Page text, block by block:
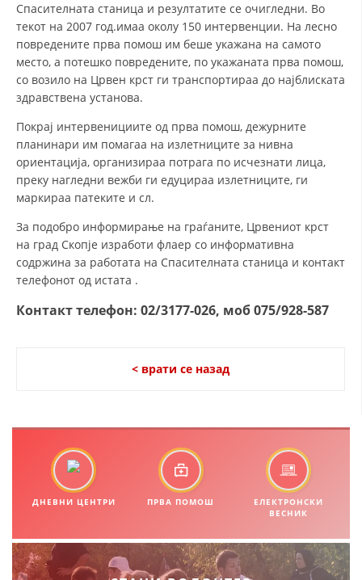
СТАТУТ НА ЦКРМ
РАКОВОДЕН ОДБОР
СОБРАНИЕ
ДИСЕМИНАЦИЈА
ТИМОВИ НА ООЦК
СПАСИТЕЛНА СТАНИЦА ВОДНО
ПРОЕКТИ – ПОДГОТВЕНОСТ И ДЕЈСТВУВАЊЕ ПРИ КАТАСТРОФИ
ОДНОСИ СО ЈАВНОСТ
ИСТРАЖУВАЊЕ НА ЈАВНО МИСЛЕЊЕ
Спасителната станица и резултатите се очигледни. Во
текот на 2007 год.имаа околу 150 интервенции. На лесно
повредените прва помош им беше укажана на самото
место, а потешко повредените, по укажаната прва помош,
со возило на Црвен крст ги транспортираа до најблиската
здравствена установа.
Покрај интервенициите од прва помош, дежурните
планинари им помагаа на излетниците за нивна
ориентација, организираа потрага по исчезнати лица,
преку нагледни вежби ги едуцираа излетниците, ги
маркираа патеките и сл.
За подобро информирање на граѓаните, Црвениот крст
на град Скопје изработи флаер со информативна
содржина за работата на Спасителната станица и контакт
телефонот од истата .
Контакт телефон: 02/3177-026, моб 075/928-587
< врати се назад
ДНЕВНИ ЦЕНТРИ ПРВА ПОМОШ
ЕЛЕКТРОНСКИ
ВЕСНИК